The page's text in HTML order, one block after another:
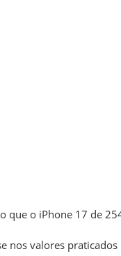
que o iPhone 17 de
nos valores